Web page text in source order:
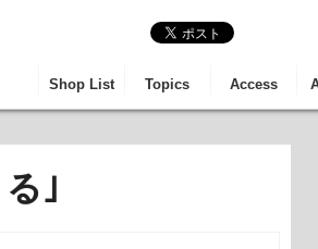
芸術と食
Shop List Topics Access
｣